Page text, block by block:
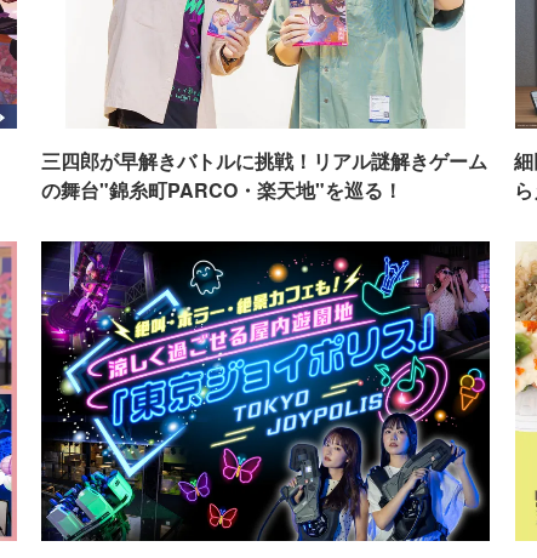
三四郎が早解きバトルに挑戦！リアル謎解きゲーム
の舞台"錦糸町PARCO・楽天地"を巡る！